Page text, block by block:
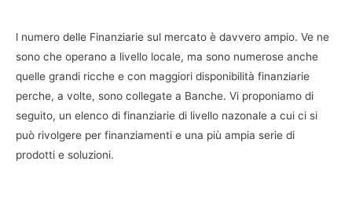
l numero delle Finanziarie sul mercato è davvero ampio. Ve ne
sono che operano a livello locale, ma sono numerose anche
quelle grandi ricche e con maggiori disponibilità finanziarie
perche, a volte, sono collegate a Banche. Vi proponiamo di
seguito, un elenco di finanziarie di livello nazonale a cui ci si
può rivolgere per finanziamenti e una più ampia serie di
prodotti e soluzioni.